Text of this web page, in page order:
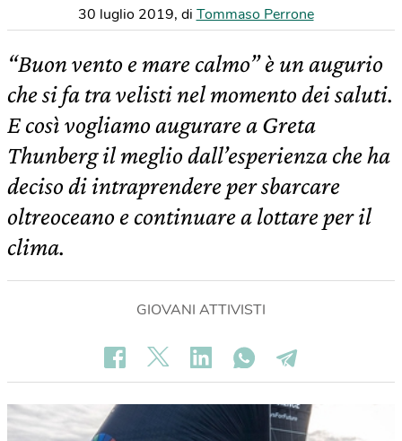
30 luglio 2019, di Tommaso Perrone
“Buon vento e mare calmo” è un augurio
che si fa tra velisti nel momento dei saluti.
E così vogliamo augurare a Greta
Thunberg il meglio dall’esperienza che ha
deciso di intraprendere per sbarcare
oltreoceano e continuare a lottare per il
clima.
GIOVANI ATTIVISTI